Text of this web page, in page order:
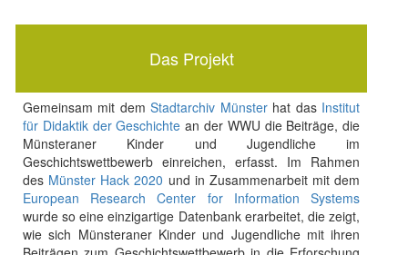
Das Projekt
Gemeinsam mit demStadtarchiv Münsterhat das Institut
für Didaktik der Geschichte an der WWU die Beiträge, die
Münsteraner Kinder und Jugendliche im
Geschichtswettbewerb einreichen, erfasst. Im Rahmen
des Münster Hack 2020 und in Zusammenarbeit mit dem
European Research Center for Information Systems
wurde so eine einzigartige Datenbank erarbeitet, die zeigt,
wie sich Münsteraner Kinder und Jugendliche mit ihren